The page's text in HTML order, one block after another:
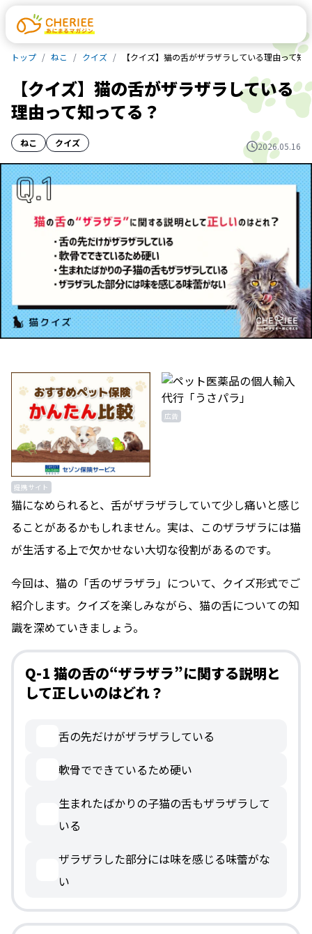
トップ ねこ クイズ 【クイズ】猫の舌がザラザラしている理由って知
【クイズ】猫の舌がザラザラしている
理由って知ってる？
ねこ クイズ 2026.05.16
提携サイト
広告
猫になめられると、舌がザラザラしていて少し痛いと感じ
ることがあるかもしれません。実は、このザラザラには猫
が生活する上で欠かせない大切な役割があるのです。
今回は、猫の「舌のザラザラ」について、クイズ形式でご
紹介します。クイズを楽しみながら、猫の舌についての知
識を深めていきましょう。
Q-1 猫の舌の“ザラザラ”に関する説明と
して正しいのはどれ？
舌の先だけがザラザラしている
軟骨でできているため硬い
生まれたばかりの子猫の舌もザラザラして
いる
ザラザラした部分には味を感じる味蕾がな
い